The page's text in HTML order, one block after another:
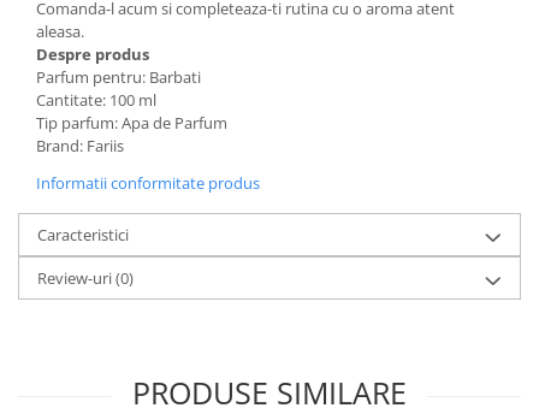
Comanda-l acum si completeaza-ti rutina cu o aroma atent
aleasa.
Despre produs
Parfum pentru: Barbati
Cantitate: 100 ml
Tip parfum: Apa de Parfum
Brand: Fariis
Informatii conformitate produs
Caracteristici
Review-uri(0)
PRODUSE SIMILARE